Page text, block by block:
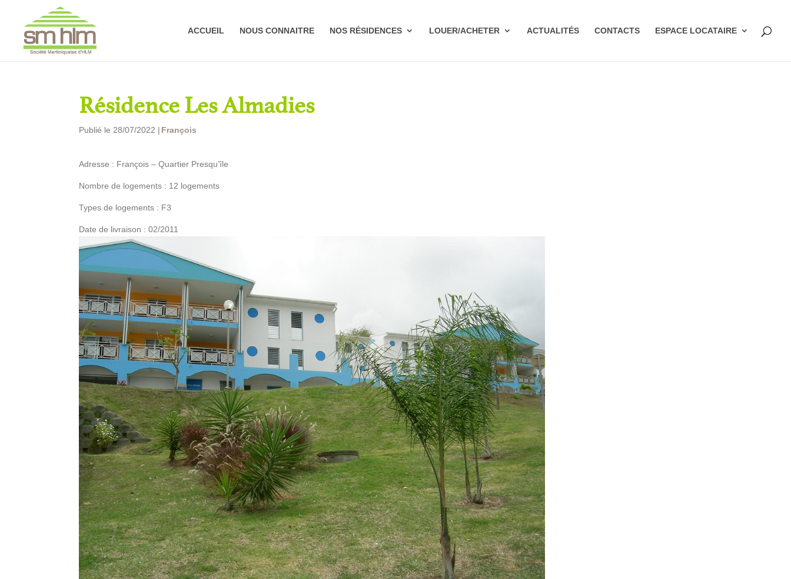
ACCUEIL NOUS CONNAITRE NOS RÉSIDENCES LOUER/ACHETER ACTUALITÉS CONTACTS ESPACE LOCATAIRE
Résidence Les Almadies
Publié le 28/07/2022 | François
Adresse : François – Quartier Presqu’île
Nombre de logements : 12 logements
Types de logements : F3
Date de livraison : 02/2011